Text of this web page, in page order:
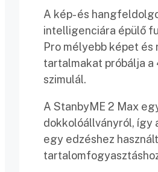
A kép- és
intelligenciára épülő
Pro mélyebb képet
tartalmakat próbálja a
szimulál.
A StanbyME 2 Max
dokkolóállványról, így
egy edzéshez